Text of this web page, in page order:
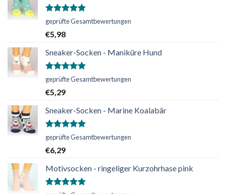
Bewertet
von 5
geprüfte Gesamtbewertungen
€5,98
Sneaker-Socken - Maniküre Hund
Bewertet
von 5
geprüfte Gesamtbewertungen
€5,29
Sneaker-Socken - Marine Koalabär
Bewertet
von 5
geprüfte Gesamtbewertungen
€6,29
Motivsocken - ringeliger Kurzohrhase pink